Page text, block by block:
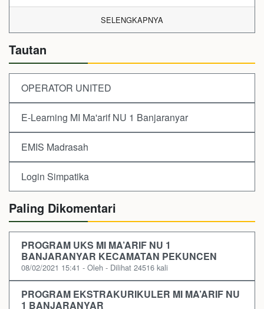
SELENGKAPNYA
Tautan
OPERATOR UNITED
E-Learning MI Ma'arif NU 1 Banjaranyar
EMIS Madrasah
Login Simpatika
Paling Dikomentari
PROGRAM UKS MI MA’ARIF NU 1
BANJARANYAR KECAMATAN PEKUNCEN
08/02/2021 15:41 - Oleh - Dilihat 24516 kali
PROGRAM EKSTRAKURIKULER MI MA’ARIF NU
1 BANJARANYAR